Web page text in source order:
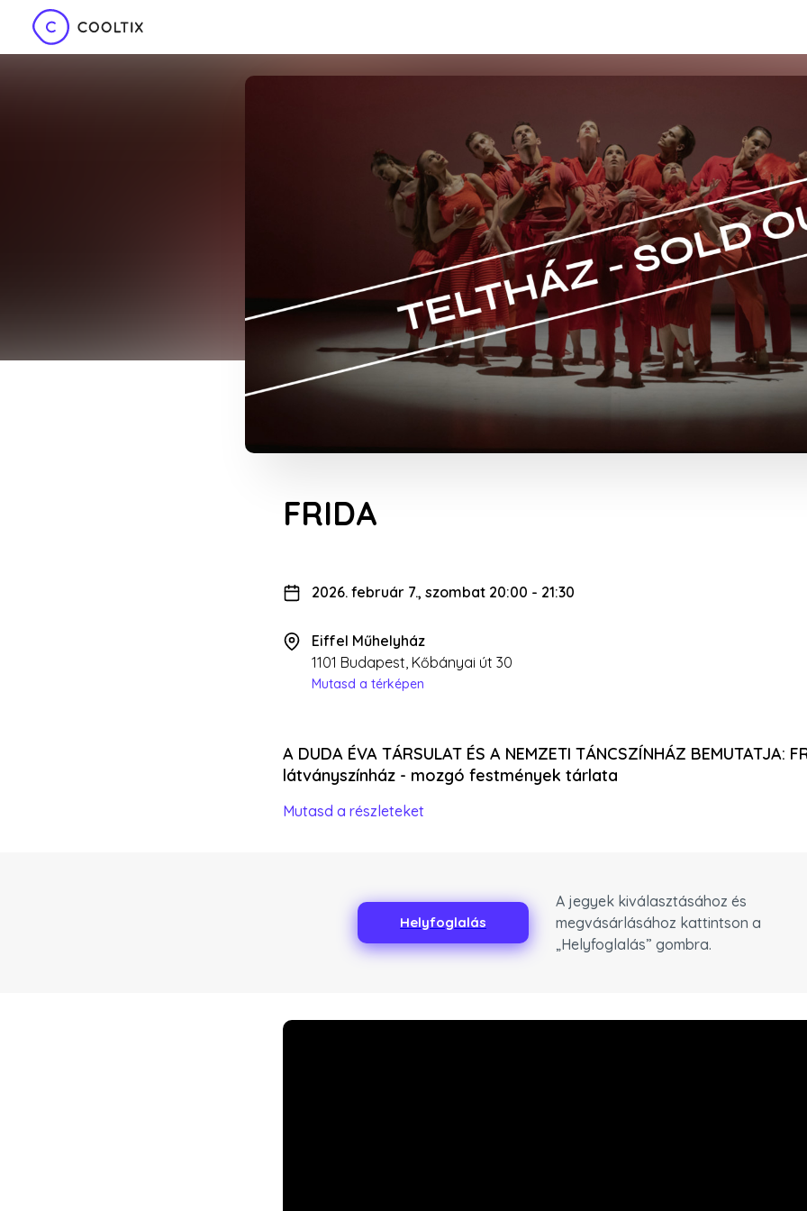
FRIDA
2026. február 7., szombat 20:00 - 21:30
Eiffel Műhelyház
1101 Budapest, Kőbányai út 30
Mutasd a térképen
A DUDA ÉVA TÁRSULAT ÉS A NEMZETI TÁNCSZÍNHÁZ BEMUTATJA:
látványszínház - mozgó festmények tárlata
Mutasd a részleteket
Helyfoglalás
A jegyek kiválasztásához és
megvásárlásához kattintson a
„Helyfoglalás” gombra.